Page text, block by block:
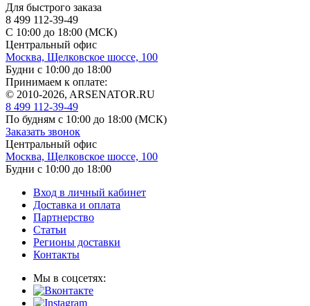
Для быстрого заказа
8 499 112-39-49
С 10:00 до 18:00 (МСК)
Центральный офис
Москва, Щелковское шоссе, 100
Будни с 10:00 до 18:00
Принимаем к оплате:
© 2010-2026, ARSENATOR.RU
8 499 112-39-49
По будням с 10:00 до 18:00 (МСК)
Заказать звонок
Центральный офис
Москва, Щелковское шоссе, 100
Будни с 10:00 до 18:00
Вход в личный кабинет
Доставка и оплата
Партнерство
Статьи
Регионы доставки
Контакты
Мы в соцсетях: